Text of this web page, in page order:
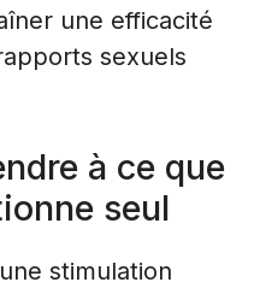
une efficacité
sexuels
à ce que
seul
stimulation